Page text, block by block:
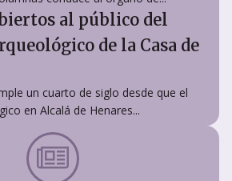
al público del
de la Casa de
un cuarto de siglo desde que el
en Alcalá de Henares...